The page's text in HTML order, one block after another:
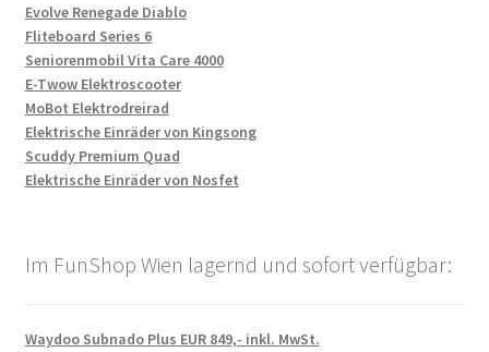
Evolve Renegade Diablo
Fliteboard Series 6
Seniorenmobil Vita Care 4000
E-Twow Elektroscooter
MoBot Elektrodreirad
Elektrische Einräder von Kingsong
Scuddy Premium Quad
Elektrische Einräder von Nosfet
Im FunShop Wien lagernd und sofort verfügbar:
Waydoo Subnado Plus EUR 849,- inkl. MwSt.